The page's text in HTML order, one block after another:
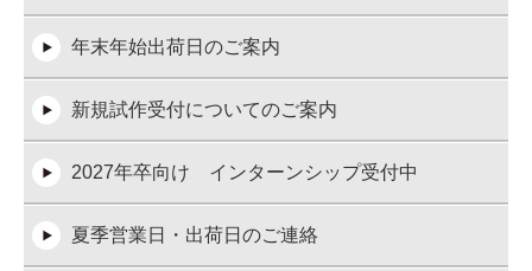
年末年始出荷日のご案内
新規試作受付についてのご案内
2027年卒向け インターンシップ受付中
夏季営業日・出荷日のご連絡